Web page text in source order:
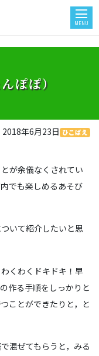
MENU
ぽぽ）
2018年6月23日 ひこばえ
が余儀なくされてい
でも楽しめるあそび
ついて紹介したいと思
くわくドキドキ！早
作る手順をしっかりと
ことができたりと，と
混ぜてもらうと，みる